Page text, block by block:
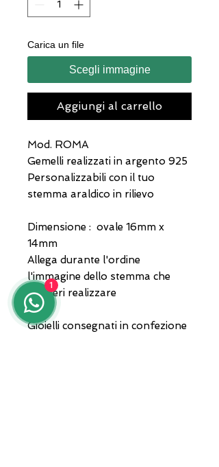
Carica un file
Scegli immagine
Aggiungi al carrello
Mod. ROMA
Gemelli realizzati in argento 925
Personalizzabili con il tuo
stemma araldico in rilievo
Dimensione : ovale 16mm x
14mm
Allega durante l'ordine
l'immagine dello stemma che
desideri realizzare
Gioielli consegnati in confezione
1